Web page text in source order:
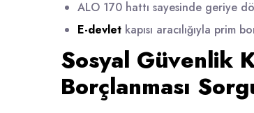
ALO 170 hattı sayesinde geriye
E-devlet kapısı aracılığıyla prim
Sosyal Güvenlik
Borçlanması